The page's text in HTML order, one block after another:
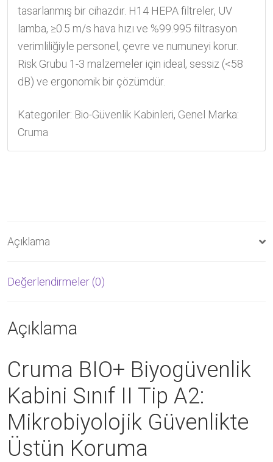
tasarlanmış bir cihazdır. H14 HEPA filtreler, UV
lamba, ≥0.5 m/s hava hızı ve %99.995 filtrasyon
verimliliğiyle personel, çevre ve numuneyi korur.
Risk Grubu 1-3 malzemeler için ideal, sessiz (<58
dB) ve ergonomik bir çözümdür.
Kategoriler: Bio-Güvenlik Kabinleri, Genel Marka:
Cruma
Açıklama
Değerlendirmeler (0)
Açıklama
Cruma BIO+ Biyogüvenlik
Kabini Sınıf II Tip A2:
Mikrobiyolojik Güvenlikte
Üstün Koruma